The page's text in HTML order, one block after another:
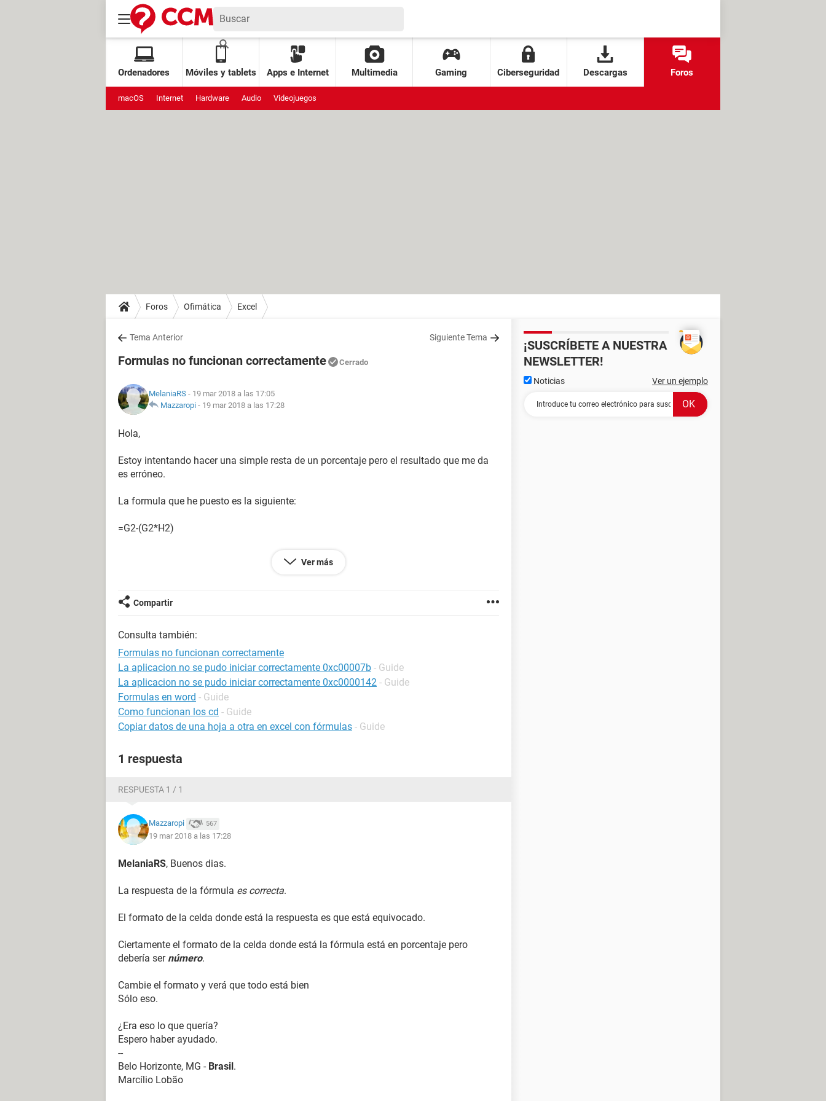
Ordenadores Móviles y tablets Apps e Internet Multimedia Gaming Ciberseguridad Descargas Foros
macOS Internet Hardware Audio Videojuegos
Foros Ofimática Excel
Tema Anterior Siguiente Tema
Formulas no funcionan correctamente Cerrado
MelaniaRS - 19 mar 2018 a las 17:05
Mazzaropi - 19 mar 2018 a las 17:28
Hola,
Estoy intentando hacer una simple resta de un porcentaje pero el resultado que me da
es erróneo.
La formula que he puesto es la siguiente:
=G2-(G2*H2)
Ver más
Compartir
Consulta también:
Formulas no funcionan correctamente
La aplicacion no se pudo iniciar correctamente 0xc00007b - Guide
La aplicacion no se pudo iniciar correctamente 0xc0000142 - Guide
Formulas en word - Guide
Como funcionan los cd - Guide
Copiar datos de una hoja a otra en excel con fórmulas - Guide
1 respuesta
RESPUESTA 1 / 1
Mazzaropi 567
19 mar 2018 a las 17:28
MelaniaRS, Buenos dias.
La respuesta de la fórmula es correcta.
El formato de la celda donde está la respuesta es que está equivocado.
Ciertamente el formato de la celda donde está la fórmula está en porcentaje pero
debería ser número.
Cambie el formato y verá que todo está bien
Sólo eso.
¿Era eso lo que quería?
Espero haber ayudado.
--
Belo Horizonte, MG - Brasil.
Marcílio Lobão
¡SUSCRÍBETE A NUESTRA
NEWSLETTER!
Noticias Ver un ejemplo